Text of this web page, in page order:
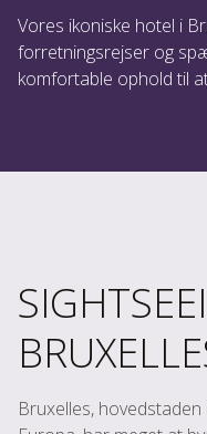
Vores ikoniske hotel i
forretningsrejser og
komfortable ophold til
Bruxelles,